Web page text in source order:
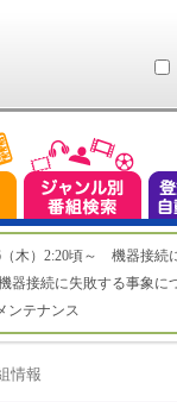
（木）2:20頃～ 機器接続
器接続に失敗する事象に
ンテナンス
情報